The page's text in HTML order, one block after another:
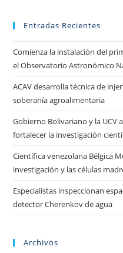
Entradas Recientes
Comienza la instalación del
el Observatorio Astronómico
ACAV desarrolla técnica de
soberanía agroalimentaria
Gobierno Bolivariano y la UCV
fortalecer la investigación
Científica venezolana Bélgica
investigación y las células
Especialistas inspeccionan
detector Cherenkov de agua
Archivos